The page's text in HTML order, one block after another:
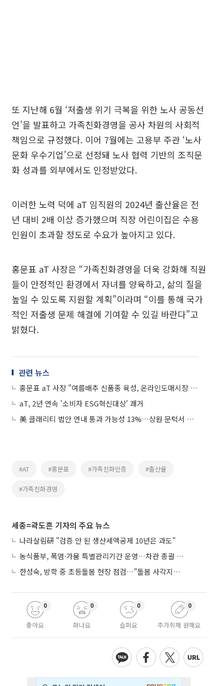
또 지난해 6월 ‘저출생 위기 극복을 위한 노사 공동선
언’을 발표하고 가족친화경영을 공사 차원의 사회적
책임으로 규정했다. 이어 7월에는 고용부 주관 ‘노사
문화 우수기업’으로 선정돼 노사 협력 기반의 조직문
화 성과를 외부에서도 인정받았다.
이러한 노력 덕에 aT 임직원의 2024년 출산율은 전
년 대비 2배 이상 증가했으며 직장 어린이집은 수용
인원이 초과할 정도로 수요가 높아지고 있다.
홍문표 aT 사장은 “가족친화경영을 더욱 강화해 직원
들이 안정적인 환경에서 자녀를 양육하고, 삶의 질을
높일 수 있도록 지원할 계획”이라며 “이를 통해 국가
적인 저출생 문제 해결에 기여할 수 있길 바란다”고
밝혔다.
관련 뉴스
홍문표 aT 사장 "여름배추 신품종 육성, 온라인도매시장 1조 거래 목표"
aT, 2년 연속 '소비자 ESG혁신대상' 쾌거
美 클래리티 법안 연내 통과 가능성 13%…상원 문턱서 제동
#AT #홍문표 #가족친화인증 #출산율
#가족친화경영
세종=곽도흔 기자의 주요 뉴스
나라살림硏 "검증 안 된 생산세액공제 10년은 과도"
농식품부, 폭염·가뭄 특별관리기간 운영…차관 총괄 대응체계 격상
한성숙, 방학 중 초등돌봄 현장 점검…"돌봄 사각지대 없애야"
좋아요
0
화나요
0
슬퍼요
0
추가취재 원해요
0